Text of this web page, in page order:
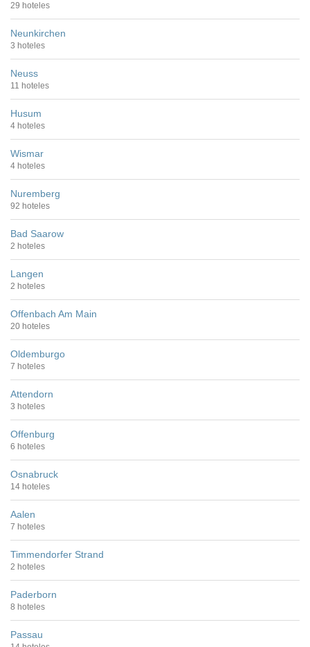
29 hoteles
Neunkirchen
3 hoteles
Neuss
11 hoteles
Husum
4 hoteles
Wismar
4 hoteles
Nuremberg
92 hoteles
Bad Saarow
2 hoteles
Langen
2 hoteles
Offenbach Am Main
20 hoteles
Oldemburgo
7 hoteles
Attendorn
3 hoteles
Offenburg
6 hoteles
Osnabruck
14 hoteles
Aalen
7 hoteles
Timmendorfer Strand
2 hoteles
Paderborn
8 hoteles
Passau